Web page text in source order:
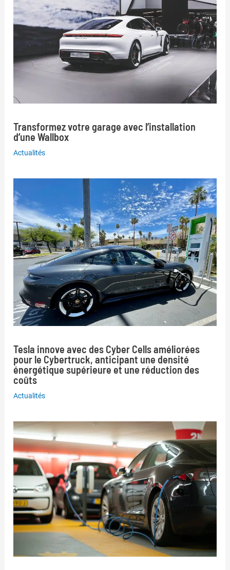
Transformez votre garage avec l’installation
d’une Wallbox
Actualités
Tesla innove avec des Cyber Cells améliorées
pour le Cybertruck, anticipant une densité
énergétique supérieure et une réduction des
coûts
Actualités